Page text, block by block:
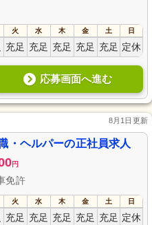
火 水 木 金 土 日
充足 充足 充足 充足 充足 定休
応募画面へ進む
8月1日更新
・ヘルパーの正社員求人
円
免許
火 水 木 金 土 日
充足 充足 充足 充足 充足 定休